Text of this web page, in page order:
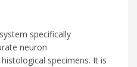
specifically
neuron
specimens. It is